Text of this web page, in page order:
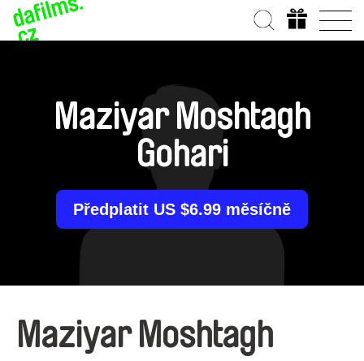
Maziyar Moshtagh
Gohari
Předplatit US $6.99 měsíčně
Maziyar Moshtagh